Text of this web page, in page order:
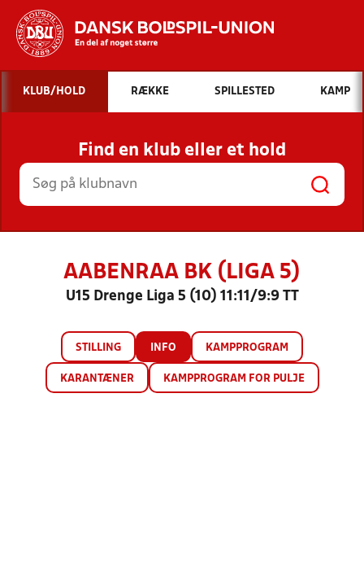
Hvad vil du søge efter?
INDHOLD OG NYHEDER
STILLINGER, RESULTATER, KLUBBER OG
HOLD
KLUB/HOLD RÆKKE SPILLESTED KAMP
Find en klub eller et hold
AABENRAA BK (LIGA 5)
U15 Drenge Liga 5 (10) 11:11/9:9 TT
STILLING INFO KAMPPROGRAM
KARANTÆNER KAMPPROGRAM FOR PULJE